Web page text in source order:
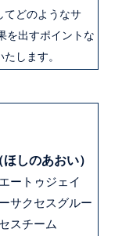
てどのようなサ
を出すポイントな
します。
しのあおい）
ートゥジェイ
サクセスグルー
スチーム